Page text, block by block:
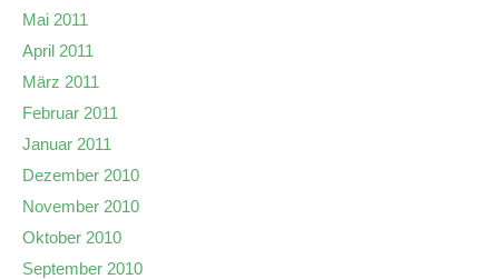
Mai 2011
April 2011
März 2011
Februar 2011
Januar 2011
Dezember 2010
November 2010
Oktober 2010
September 2010